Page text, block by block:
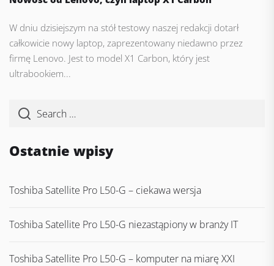
W dniu dzisiejszym na stół testowy naszej redakcji dotarł
całkowicie nowy laptop, zaprezentowany niedawno przez
firmę Lenovo. Jest to model X1 Carbon, który jest
ultrabookiem...
Ostatnie wpisy
Toshiba Satellite Pro L50-G – ciekawa wersja
Toshiba Satellite Pro L50-G niezastąpiony w branży IT
Toshiba Satellite Pro L50-G – komputer na miarę XXI